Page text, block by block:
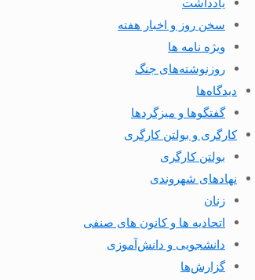
سخن روز و اخبار هفته
ویژه نامه ها
روزنوشته‌های جنگ
دیدگاه‌ها
گفتگوها و میزگردها
کارگری و بولتن کارگری
بولتن کارگری
نهادهای شهروندی
زنان
اتحادیه ها و کانون های صنفی
دانشجویی و دانش‌آموزی
گزارش‌ها